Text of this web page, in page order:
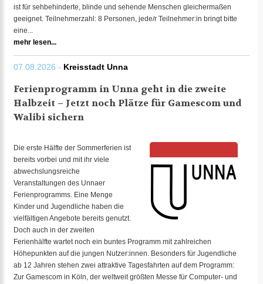
ist für sehbehinderte, blinde und sehende Menschen gleichermaßen
geeignet. Teilnehmerzahl: 8 Personen, jede/r Teilnehmer:in bringt bitte
eine...
mehr lesen...
07.08.2026 - Kreisstadt Unna
Ferienprogramm in Unna geht in die zweite
Halbzeit – Jetzt noch Plätze für Gamescom und
Walibi sichern
Die erste Hälfte der Sommerferien ist
bereits vorbei und mit ihr viele
abwechslungsreiche
Veranstaltungen des Unnaer
Ferienprogramms. Eine Menge
Kinder und Jugendliche haben die
vielfältigen Angebote bereits genutzt.
Doch auch in der zweiten
Ferienhälfte wartet noch ein buntes Programm mit zahlreichen
Höhepunkten auf die jungen Nutzer:innen. Besonders für Jugendliche
ab 12 Jahren stehen zwei attraktive Tagesfahrten auf dem Programm:
Zur Gamescom in Köln, der weltweit größten Messe für Computer- und